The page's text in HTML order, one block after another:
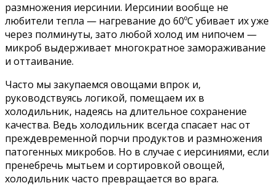
размножения иерсинии. Иерсинии вообще не
любители тепла — нагревание до 60ºC убивает их уже
через полминуты, зато любой холод им нипочем —
микроб выдерживает многократное замораживание
и оттаивание.
Часто мы закупаемся овощами впрок и,
руководствуясь логикой, помещаем их в
холодильник, надеясь на длительное сохранение
качества. Ведь холодильник всегда спасает нас от
преждевременной порчи продуктов и размножения
патогенных микробов. Но в случае с иерсиниями, если
пренебречь мытьем и сортировкой овощей,
холодильник часто превращается во врага.